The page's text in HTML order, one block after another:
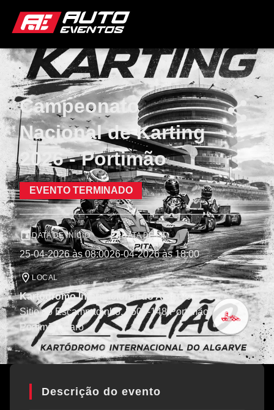
Campeonato
Nacional de Karting
2026 - Portimão
EVENTO TERMINADO
DATA DE INÍCIO
25-04-2026 às 08:00
DATA DE FIM
26-04-2026 às 18:00
LOCAL
Kartódromo Internacional do Algarve
Sitio do Escampadinho, 8500-148 Portimão
Portimão
, Faro
Descrição do evento